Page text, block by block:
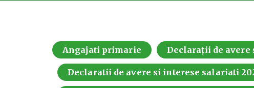
Angajati primarie Declarații de
Declaratii de avere si interese salariati